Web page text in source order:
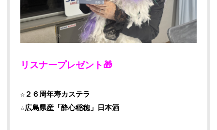
リスナープレゼント🎁
☆２６周年寿カステラ
☆広島県産「酔心稲穂」日本酒